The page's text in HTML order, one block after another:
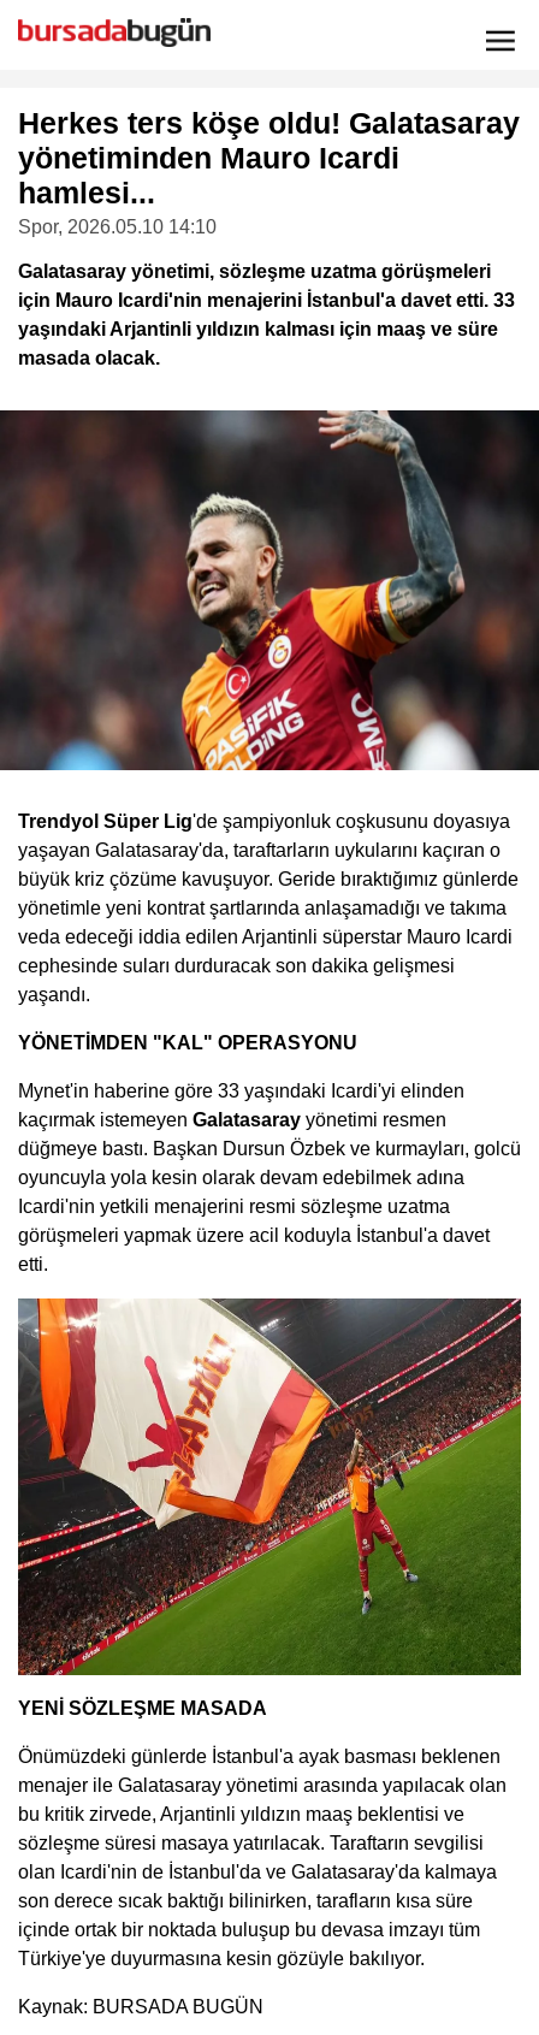
Herkes ters köşe oldu! Galatasaray
yönetiminden Mauro Icardi
hamlesi...
Spor, 2026.05.10 14:10
Galatasaray yönetimi, sözleşme uzatma görüşmeleri
için Mauro Icardi'nin menajerini İstanbul'a davet etti. 33
yaşındaki Arjantinli yıldızın kalması için maaş ve süre
masada olacak.
Trendyol Süper Lig'de şampiyonluk coşkusunu doyasıya
yaşayan Galatasaray'da, taraftarların uykularını kaçıran o
büyük kriz çözüme kavuşuyor. Geride bıraktığımız günlerde
yönetimle yeni kontrat şartlarında anlaşamadığı ve takıma
veda edeceği iddia edilen Arjantinli süperstar Mauro Icardi
cephesinde suları durduracak son dakika gelişmesi
yaşandı.
YÖNETİMDEN "KAL" OPERASYONU
Mynet'in haberine göre 33 yaşındaki Icardi'yi elinden
kaçırmak istemeyen Galatasaray yönetimi resmen
düğmeye bastı. Başkan Dursun Özbek ve kurmayları, golcü
oyuncuyla yola kesin olarak devam edebilmek adına
Icardi'nin yetkili menajerini resmi sözleşme uzatma
görüşmeleri yapmak üzere acil koduyla İstanbul'a davet
etti.
YENİ SÖZLEŞME MASADA
Önümüzdeki günlerde İstanbul'a ayak basması beklenen
menajer ile Galatasaray yönetimi arasında yapılacak olan
bu kritik zirvede, Arjantinli yıldızın maaş beklentisi ve
sözleşme süresi masaya yatırılacak. Taraftarın sevgilisi
olan Icardi'nin de İstanbul'da ve Galatasaray'da kalmaya
son derece sıcak baktığı bilinirken, tarafların kısa süre
içinde ortak bir noktada buluşup bu devasa imzayı tüm
Türkiye'ye duyurmasına kesin gözüyle bakılıyor.
Kaynak: BURSADA BUGÜN